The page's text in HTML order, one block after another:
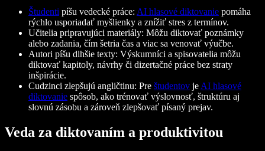
Študenti píšu vedecké práce: AI hlasové diktovanie pomáha
rýchlo usporiadať myšlienky a znížiť stres z termínov.
Učitelia pripravujúci materiály: Môžu diktovať poznámky
alebo zadania, čím šetria čas a viac sa venovať výučbe.
Autori píšu dlhšie texty: Výskumníci a spisovatelia môžu
diktovať kapitoly, návrhy či dizertačné práce bez straty
inšpirácie.
Cudzinci zlepšujú angličtinu: Pre študentov je AI hlasové
diktovanie spôsob, ako trénovať výslovnosť, štruktúru aj
slovnú zásobu a zároveň zlepšovať písaný prejav.
Veda za diktovaním a produktivitou